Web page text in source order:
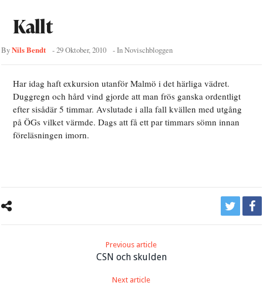
Kallt
ByNils Bendt -29 Oktober, 2010 - InNovischbloggen
Har idag haft exkursion utanför Malmö i det härliga vädret.
Duggregn och hård vind gjorde att man frös ganska ordentligt
efter sisådär 5 timmar. Avslutade i alla fall kvällen med utgång
på ÖGs vilket värmde. Dags att få ett par timmars sömn innan
föreläsningen imorn.
Previous article
CSN och skulden
Next article